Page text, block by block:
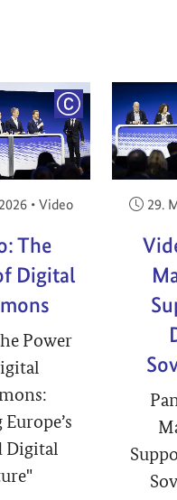
COPYRIGHT
am:
• Video
The
Digital
Power
Digital
29.